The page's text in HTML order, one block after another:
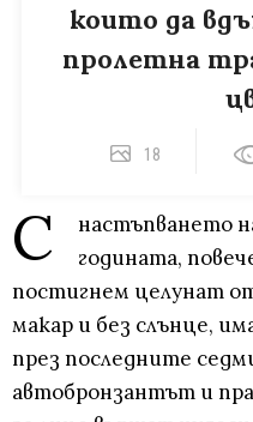
които да
пролетна
18
С
настъпването
годината,
постигнем целунат
макар и без слънце,
през последните
автобронзантът и